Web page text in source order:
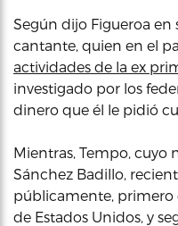
Según dijo Figueroa en
cantante, quien en el
actividades de la ex
investigado por los
dinero que él le pidió
Mientras, Tempo, cuyo
Sánchez Badillo,
públicamente, primero
de Estados Unidos, y